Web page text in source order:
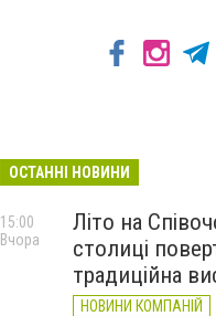
ОСТАННІ НОВИНИ
Літо на
столиці
традиційна
НОВИНИ КОМПАНІЙ
15:00
Вчора